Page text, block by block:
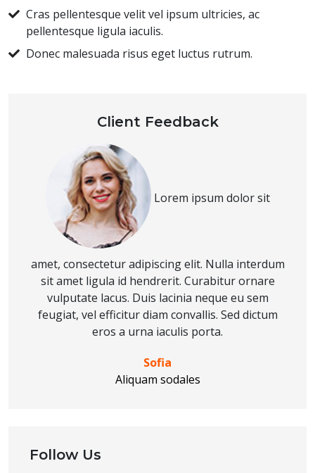
Cras pellentesque velit vel ipsum ultricies, ac
pellentesque ligula iaculis.
Donec malesuada risus eget luctus rutrum.
Client Feedback
Lorem ipsum dolor sit
amet, consectetur adipiscing elit. Nulla interdum
sit amet ligula id hendrerit. Curabitur ornare
vulputate lacus. Duis lacinia neque eu sem
feugiat, vel efficitur diam convallis. Sed dictum
eros a urna iaculis porta.
Sofia
Aliquam sodales
Follow Us